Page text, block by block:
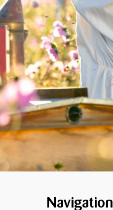
Smoothie med
blåbær, banan og
appelsin
Navigation